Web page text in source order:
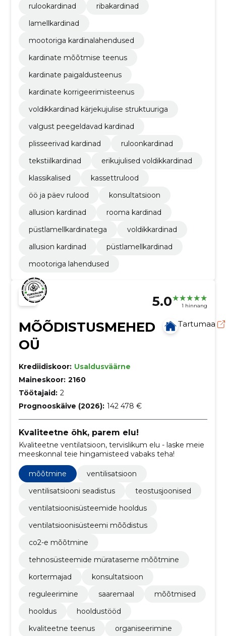
rulookardinad
ribakardinad
lamellkardinad
mootoriga kardinalahendused
kardinate mõõtmise teenus
kardinate paigaldusteenus
kardinate korrigeerimisteenus
voldikkardinad kärjekujulise struktuuriga
valgust peegeldavad kardinad
plisseerivad kardinad
ruloonkardinad
tekstiilkardinad
erikujulised voldikkardinad
klassikalised
kassettrulood
öö ja päev rulood
konsultatsioon
allusion kardinad
rooma kardinad
püstlamellkardinatega
voldikkardinad
allusion kardinad
püstlamellkardinad
mootoriga lahendused
5.0 1 hinnang
MÕÕDISTUSMEHED
OÜ
Tartumaa
Krediidiskoor: Usaldusväärne
Maineskoor: 2160
Töötajaid: 2
Prognooskäive (2026): 142 478 €
Kvaliteetne õhk, parem elu!
Kvaliteetne ventilatsioon, tervislikum elu - laske meie
meeskonnal teie hingamisteed vabaks teha!
mõõtmine
ventilisatsioon
ventilisatsiooni seadistus
teostusjoonised
ventilatsioonisüsteemide hooldus
ventilatsioonisüsteemi mõõdistus
co2-e mõõtmine
tehnosüsteemide mürataseme mõõtmine
kortermajad
konsultatsioon
reguleerimine
saaremaal
mõõtmised
hooldus
hooldustööd
kvaliteetne teenus
organiseerimine